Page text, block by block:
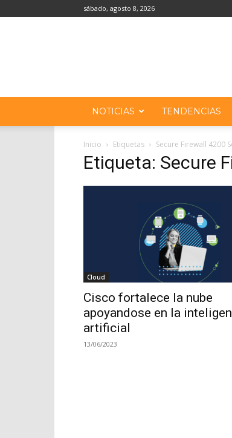
sábado, agosto 8, 2026
NOTICIAS TENDENCIAS
Inicio Etiquetas Secure Firewall 4200
Etiqueta: Secure
Cloud
Cisco fortalece la nube
apoyandose en la
artificial
13/06/2023